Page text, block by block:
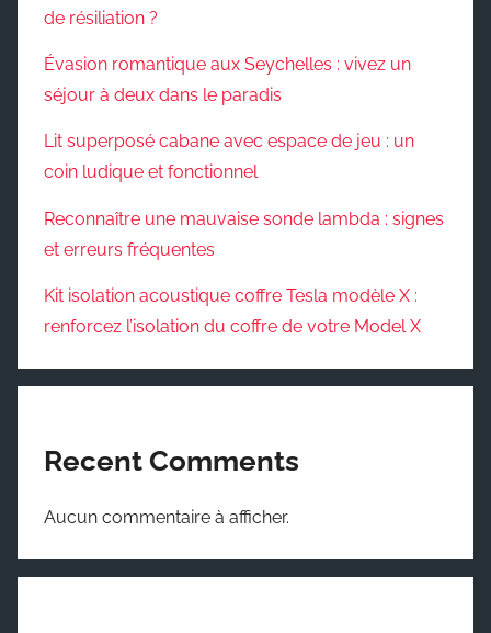
de résiliation ?
Évasion romantique aux Seychelles : vivez un
séjour à deux dans le paradis
Lit superposé cabane avec espace de jeu : un
coin ludique et fonctionnel
Reconnaître une mauvaise sonde lambda : signes
et erreurs fréquentes
Kit isolation acoustique coffre Tesla modèle X :
renforcez l’isolation du coffre de votre Model X
Recent Comments
Aucun commentaire à afficher.